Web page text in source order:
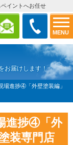
MENU
イントへお任せ
お届けします！
場進捗④「外壁塗装編」
進捗④「外
装専門店